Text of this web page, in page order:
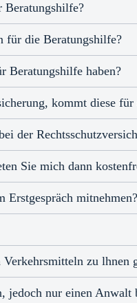
Beratungshilfe?
für die Beratungshilfe?
Beratungshilfe haben?
kommt diese
der
Sie mich dann
Erstgespräch mitnehmen?
zu lhnen
jedoch nur einen Anwalt